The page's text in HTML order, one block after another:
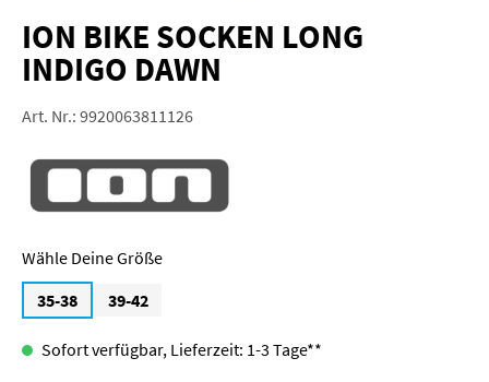
ION BIKE SOCKEN LONG
INDIGO DAWN
Art. Nr.: 9920063811126
Größe
35-38
39-42
Sofort verfügbar, Lieferzeit: 1-3 Tage**